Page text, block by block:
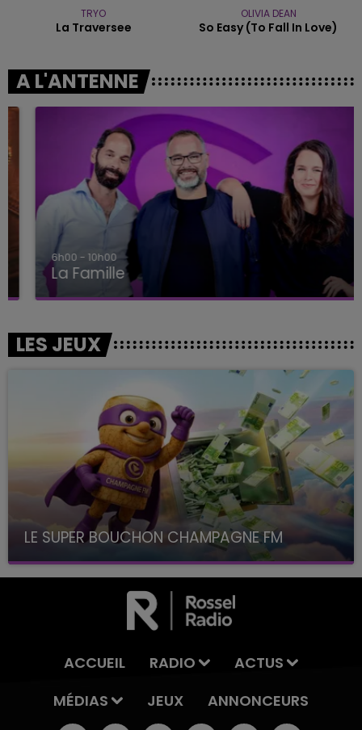
TRYO
La Traversee
OLIVIA DEAN
So Easy (to Fall In Love)
A L'ANTENNE
6h00 - 10h00
La Famille
LES JEUX
LE SUPER BOUCHON CHAMPAGNE FM
avec La Famille Champagne FM, à 8H10
ACCUEIL RADIO
ACTUS
MÉDIAS
JEUX ANNONCEURS